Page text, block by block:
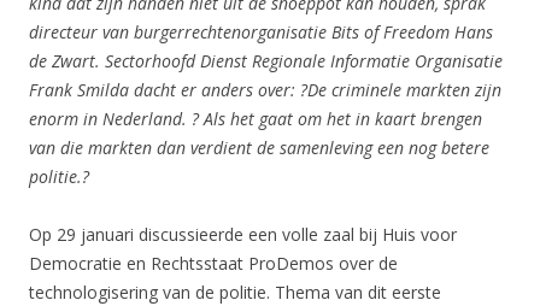
directeur van burgerrechtenorganisatie Bits of Freedom Hans
de Zwart. Sectorhoofd Dienst Regionale Informatie Organisatie
Frank Smilda dacht er anders over: ?De criminele markten zijn
enorm in Nederland. ? Als het gaat om het in kaart brengen
van die markten dan verdient de samenleving een nog betere
politie.?
Op 29 januari discussieerde een volle zaal bij Huis voor
Democratie en Rechtsstaat ProDemos over de
technologisering van de politie. Thema van dit eerste